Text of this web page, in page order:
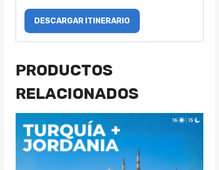
DESCARGAR ITINERARIO
PRODUCTOS
RELACIONADOS